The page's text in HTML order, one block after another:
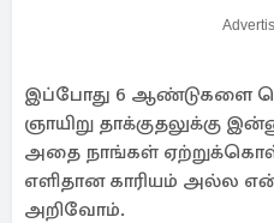
இப்போது 6 ஆண்டுகளை
ஞாயிறு தாக்குதலுக்கு
அதை நாங்கள்
எளிதான காரியம் அல்ல
அறிவோம்.